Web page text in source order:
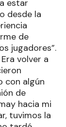
estar
desde la
de
jugadores”.
volver a
con algún
de
hacia mi
tuvimos la